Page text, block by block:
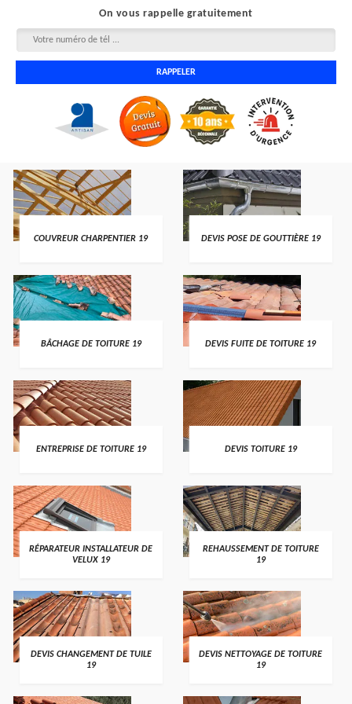
On vous rappelle gratuitement
COUVREUR CHARPENTIER 19 DEVIS POSE DE GOUTTIÈRE 19
BÂCHAGE DE TOITURE 19 DEVIS FUITE DE TOITURE 19
ENTREPRISE DE TOITURE 19 DEVIS TOITURE 19
RÉPARATEUR INSTALLATEUR DE
VELUX 19
REHAUSSEMENT DE TOITURE
19
DEVIS CHANGEMENT DE TUILE
19
DEVIS NETTOYAGE DE TOITURE
19